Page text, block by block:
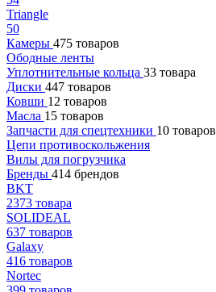
Triangle
50
Камеры 475 товаров
Ободные ленты
Уплотнительные кольца 33 товара
Диски 447 товаров
Ковши 12 товаров
Масла 15 товаров
Запчасти для спецтехники 10 товаров
Цепи противоскольжения
Вилы для погрузчика
Бренды 414 брендов
BKT
2373 товара
SOLIDEAL
637 товаров
Galaxy
416 товаров
Nortec